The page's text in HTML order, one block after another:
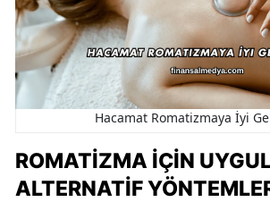
Hacamat Romatizmaya İyi
ROMATIZMA İÇIN
ALTERNATIF